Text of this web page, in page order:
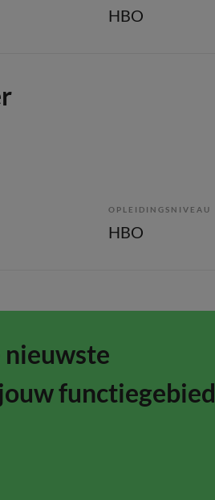
HBO
OPLEIDINGSNIVEAU
HBO
nieuwste
functiegebied